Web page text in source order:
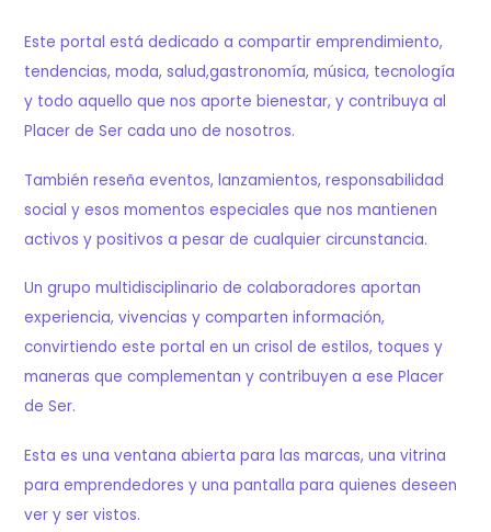
Este portal está dedicado a compartir emprendimiento,
tendencias, moda, salud,gastronomía, música, tecnología
y todo aquello que nos aporte bienestar, y contribuya al
Placer de Ser cada uno de nosotros.
También reseña eventos, lanzamientos, responsabilidad
social y esos momentos especiales que nos mantienen
activos y positivos a pesar de cualquier circunstancia.
Un grupo multidisciplinario de colaboradores aportan
experiencia, vivencias y comparten información,
convirtiendo este portal en un crisol de estilos, toques y
maneras que complementan y contribuyen a ese Placer
de Ser.
Esta es una ventana abierta para las marcas, una vitrina
para emprendedores y una pantalla para quienes deseen
ver y ser vistos.